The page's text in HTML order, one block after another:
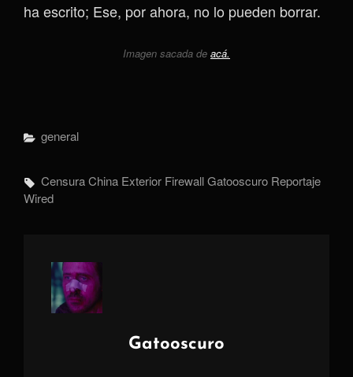
ha escrito; Ese, por ahora, no lo pueden borrar.
Imagen sacada de acá.
Categorías
General
Etiquetas,
CensuraChina Exterior FirewallGatooscuro Reportaje
Wired
Autor:
Gatooscuro